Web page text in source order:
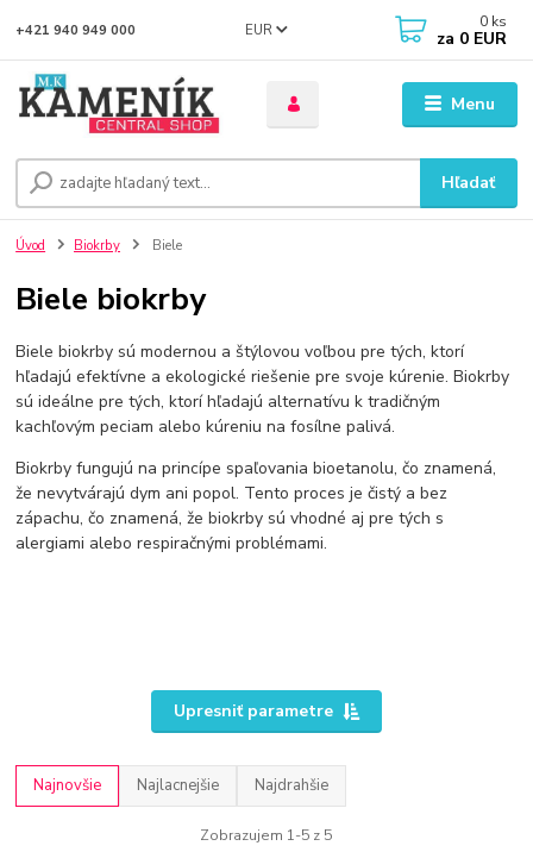
Menu
EUR
Hľadať
+421 940 949 000 0 ks
za 0 EUR
Úvod Biokrby Biele
Biele biokrby
Biele biokrby sú modernou a štýlovou voľbou pre tých, ktorí
hľadajú efektívne a ekologické riešenie pre svoje kúrenie. Biokrby
sú ideálne pre tých, ktorí hľadajú alternatívu k tradičným
kachľovým peciam alebo kúreniu na fosílne palivá.
Biokrby fungujú na princípe spaľovania bioetanolu, čo znamená,
že nevytvárajú dym ani popol. Tento proces je čistý a bez
zápachu, čo znamená, že biokrby sú vhodné aj pre tých s
alergiami alebo respiračnými problémami.
Upresniť parametre
Najnovšie Najlacnejšie Najdrahšie
Zobrazujem 1-5 z 5